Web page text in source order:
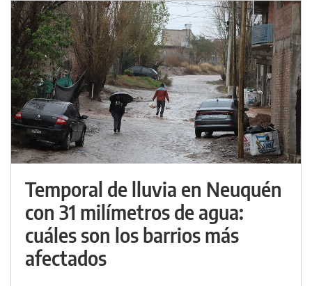
Temporal de lluvia en Neuquén
con 31 milímetros de agua:
cuáles son los barrios más
afectados